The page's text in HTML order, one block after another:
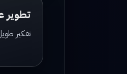
تطوير
تفكير